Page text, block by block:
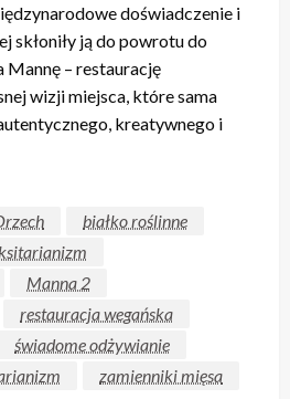
doświadczenie i
skłoniły ją do powrotu do
Mannę – restaurację
wizji miejsca, które sama
kreatywnego i
białko roślinne
Manna 2
restauracja wegańska
świadome odżywianie
zamienniki mięsa